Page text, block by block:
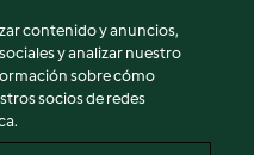
contenido y anuncios,
y analizar nuestro
sobre cómo
socios de redes